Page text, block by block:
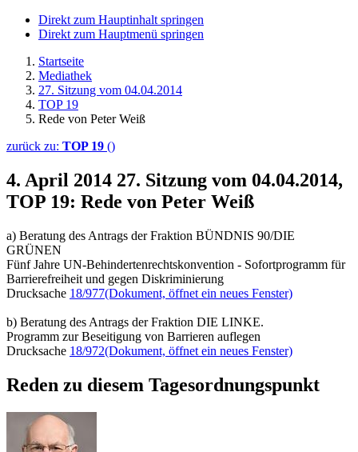
Direkt zum Hauptinhalt springen
Direkt zum Hauptmenü springen
Startseite
Mediathek
27. Sitzung vom 04.04.2014
TOP 19
Rede von Peter Weiß
zurück zu: TOP 19 ()
4. April 2014 27. Sitzung vom 04.04.2014,
TOP 19: Rede von Peter Weiß
a) Beratung des Antrags der Fraktion BÜNDNIS 90/DIE
GRÜNEN
Fünf Jahre UN-Behindertenrechtskonvention - Sofortprogramm für
Barrierefreiheit und gegen Diskriminierung
Drucksache 18/977(Dokument, öffnet ein neues Fenster)
b) Beratung des Antrags der Fraktion DIE LINKE.
Programm zur Beseitigung von Barrieren auflegen
Drucksache 18/972(Dokument, öffnet ein neues Fenster)
Reden zu diesem Tagesordnungspunkt